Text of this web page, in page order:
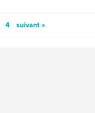
4 suivant »